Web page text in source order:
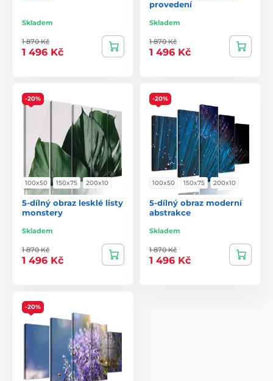
Skladem
1 870 Kč
1 496 Kč
provedení
Skladem
1 870 Kč
1 496 Kč
-20%
100x50 150x75 200x10
5-dílný obraz lesklé listy
monstery
Skladem
1 870 Kč
1 496 Kč
-20%
100x50 150x75 200x10
5-dílný obraz moderní
abstrakce
Skladem
1 870 Kč
1 496 Kč
-20%